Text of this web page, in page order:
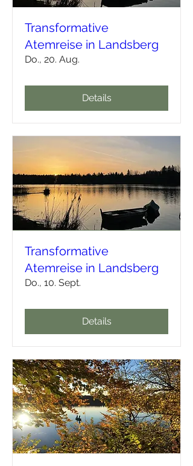
Transformative
Atemreise in Landsberg
Do., 20. Aug.
Details
Transformative
Atemreise in Landsberg
Do., 10. Sept.
Details